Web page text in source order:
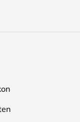
Apartmenthaus
oder
mit
eine sonnige
und